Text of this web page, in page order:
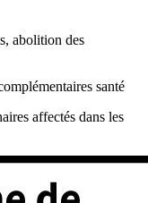
abolition des
santé
affectés dans les